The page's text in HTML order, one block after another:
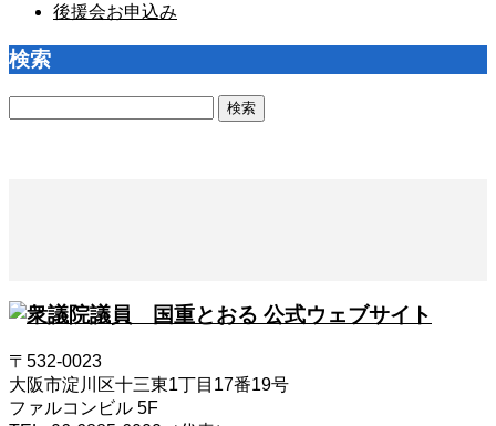
後援会お申込み
検索
〒532-0023
大阪市淀川区十三東1丁目17番19号
ファルコンビル 5F